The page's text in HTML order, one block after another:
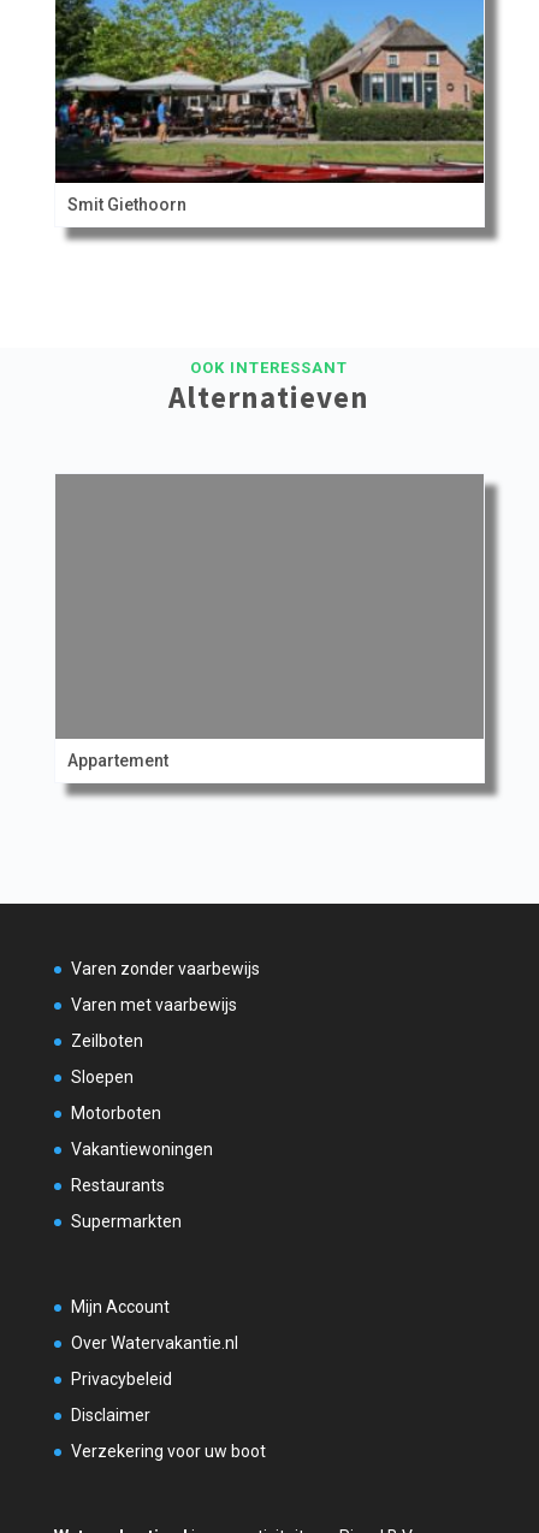
Smit Giethoorn
OOK INTERESSANT
Alternatieven
Appartement
Varen zonder vaarbewijs
Varen met vaarbewijs
Zeilboten
Sloepen
Motorboten
Vakantiewoningen
Restaurants
Supermarkten
Mijn Account
Over Watervakantie.nl
Privacybeleid
Disclaimer
Verzekering voor uw boot